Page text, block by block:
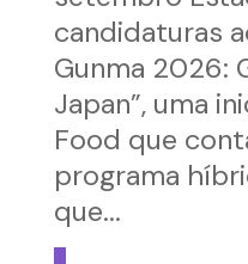
candidaturas
Gunma 2026:
Japan”, uma
Food que
programa
que...